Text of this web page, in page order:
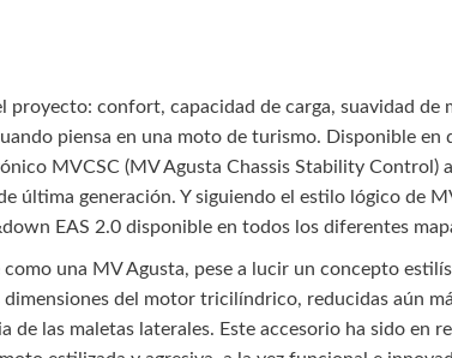
confort, capacidad de carga, suavidad
piensa en una moto de turismo. Disponible
MVCSC (MV Agusta Chassis Stability
última generación. Y siguiendo el estilo lógico de
EAS 2.0 disponible en todos los diferentes
una MV Agusta, pese a lucir un concepto
del motor tricilíndrico, reducidas aún
las maletas laterales. Este accesorio ha sido en